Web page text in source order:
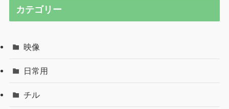
カテゴリー
映像
日常用
チル